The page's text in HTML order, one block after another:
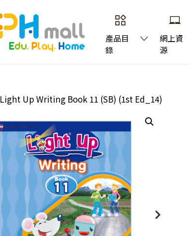
產品目
錄
網上資
源
Light Up Writing Book 11 (SB) (1st Ed_14)